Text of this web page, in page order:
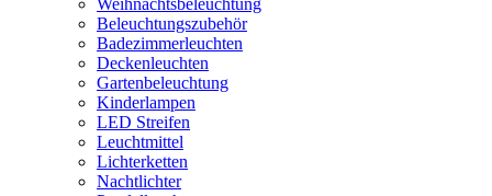
Weihnachtsbeleuchtung
Beleuchtungszubehör
Badezimmerleuchten
Deckenleuchten
Gartenbeleuchtung
Kinderlampen
LED Streifen
Leuchtmittel
Lichterketten
Nachtlichter